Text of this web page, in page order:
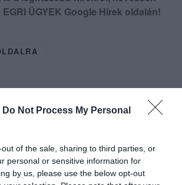
Do Not Process My Personal
of the sale, sharing to third parties, or
personal or sensitive information for
by us, please use the below opt-out
ÜGYEK Google Hírek oldalán!
híreink